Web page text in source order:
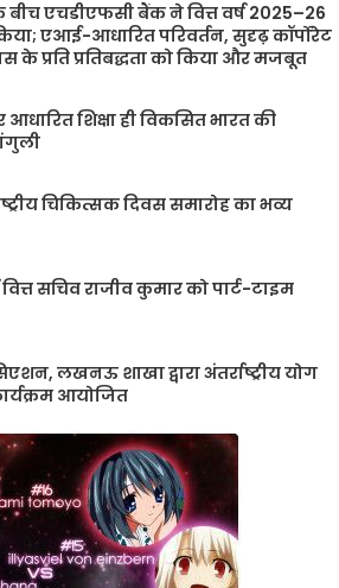
बीच एचडीएफसी बैंक ने वित्त वर्ष 2025–26
एआई-आधारित परिवर्तन, सुदृढ़ कॉर्पोरेट
प्रति प्रतिबद्धता को किया और मजबूत
आधारित शिक्षा ही विकसित भारत की
चिकित्सक दिवस समारोह का भव्य
सचिव राजीव कुमार को पार्ट-टाइम
लखनऊ शाखा द्वारा अंतर्राष्ट्रीय योग
आयोजित